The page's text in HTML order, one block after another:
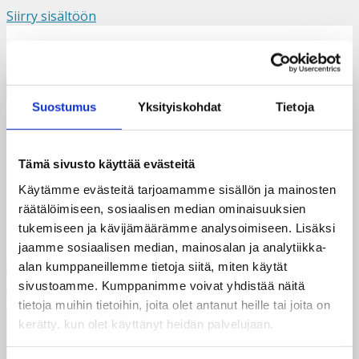
Suostumus Yksityiskohdat Tietoja
Tämä sivusto käyttää evästeitä
Käytämme evästeitä tarjoamamme sisällön ja mainosten
räätälöimiseen, sosiaalisen median ominaisuuksien
tukemiseen ja kävijämäärämme analysoimiseen. Lisäksi
jaamme sosiaalisen median, mainosalan ja analytiikka-
alan kumppaneillemme tietoja siitä, miten käytät
sivustoamme. Kumppanimme voivat yhdistää näitä
tietoja muihin tietoihin, joita olet antanut heille tai joita on
kerätty, kun olet käyttänyt heidän palvelujaan.
Siirry sisältöön
Valikko
maahockey Geofery